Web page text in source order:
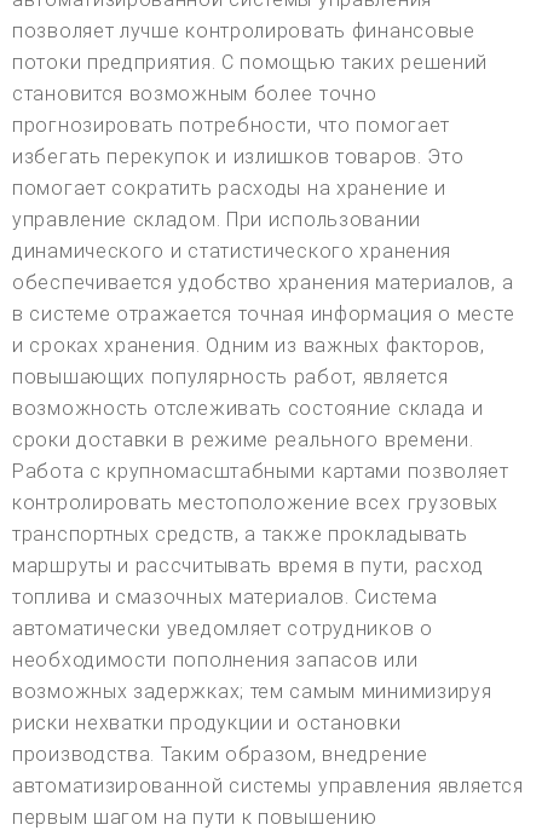
позволяет лучше контролировать финансовые
потоки предприятия. С помощью таких решений
становится возможным более точно
прогнозировать потребности, что помогает
избегать перекупок и излишков товаров. Это
помогает сократить расходы на хранение и
управление складом. При использовании
динамического и статистического хранения
обеспечивается удобство хранения материалов, а
в системе отражается точная информация о месте
и сроках хранения. Одним из важных факторов,
повышающих популярность работ, является
возможность отслеживать состояние склада и
сроки доставки в режиме реального времени.
Работа с крупномасштабными картами позволяет
контролировать местоположение всех грузовых
транспортных средств, а также прокладывать
маршруты и рассчитывать время в пути, расход
топлива и смазочных материалов. Система
автоматически уведомляет сотрудников о
необходимости пополнения запасов или
возможных задержках; тем самым минимизируя
риски нехватки продукции и остановки
производства. Таким образом, внедрение
автоматизированной системы управления является
первым шагом на пути к повышению